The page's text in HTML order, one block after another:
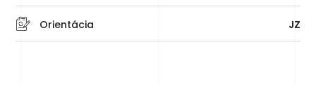
Orientácia JZ